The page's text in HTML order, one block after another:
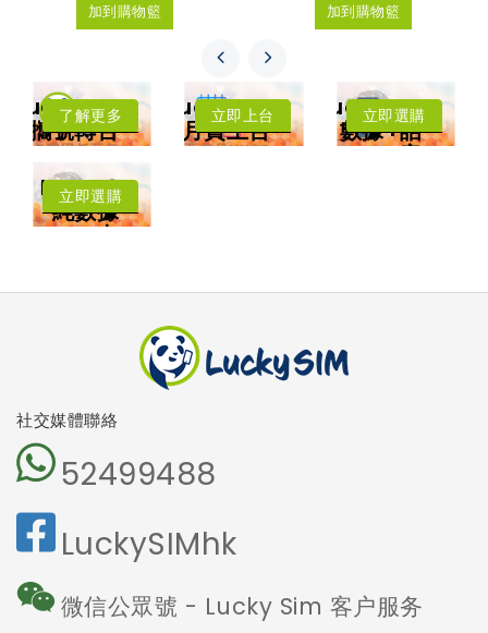
加到購物籃 加到購物籃
LuckySIM
攜號轉台
年卡費用低至每
了解更多 LuckySIM
月費上台
低至每月HK$8
立即上台 LuckySIM
數據+話
音
立即選購
Lucky2
純數據
卡
碼
立即選購
社交媒體聯絡
52499488
LuckySIMhk
微信公眾號 - Lucky Sim 客户服务